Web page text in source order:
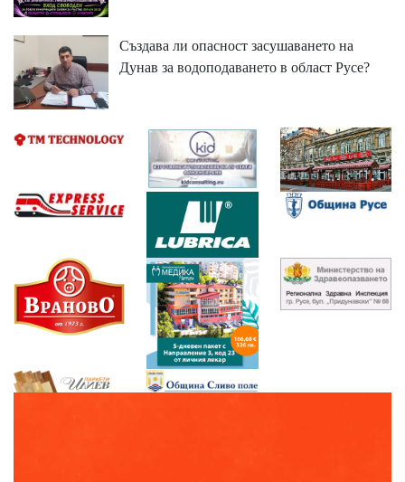
Създава ли опасност засушаването на
Дунав за водоподаването в област Русе?